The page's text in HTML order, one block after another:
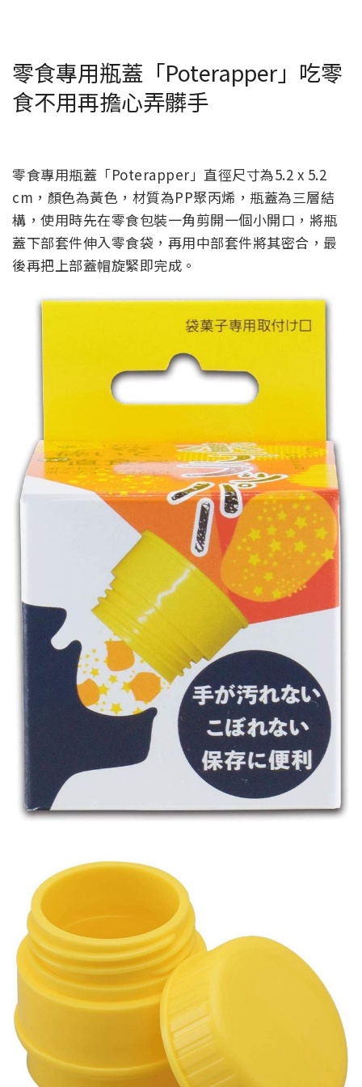
零食專用瓶蓋「Poterapper」吃零
食不用再擔心弄髒手
零食專用瓶蓋「Poterapper」直徑尺寸為5.2 x 5.2
cm，顏色為黃色，材質為PP聚丙烯，瓶蓋為三層結
構，使用時先在零食包裝一角剪開一個小開口，將瓶
蓋下部套件伸入零食袋，再用中部套件將其密合，最
後再把上部蓋帽旋緊即完成。